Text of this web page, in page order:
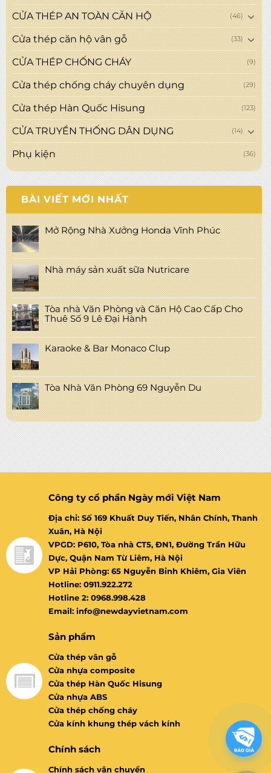
CỬA THÉP AN TOÀN CĂN HỘ (46)
Cửa thép căn hộ vân gỗ (33)
CỬA THÉP CHỐNG CHÁY (9)
Cửa thép chống cháy chuyên dụng (29)
Cửa thép Hàn Quốc Hisung (123)
CỬA TRUYỀN THỐNG DÂN DỤNG (14)
Phụ kiện (36)
BÀI VIẾT MỚI NHẤT
Mở Rộng Nhà Xưởng Honda Vĩnh Phúc
Nhà máy sản xuất sữa Nutricare
Tòa nhà Văn Phòng và Căn Hộ Cao Cấp Cho
Thuê Số 9 Lê Đại Hành
Karaoke & Bar Monaco Clup
Tòa Nhà Văn Phòng 69 Nguyễn Du
Công ty cổ phần Ngày mới Việt Nam
Địa chỉ: Số 169 Khuất Duy Tiến, Nhân Chính, Thanh
Xuân, Hà Nội
VPGD: P610, Tòa nhà CT5, ĐN1, Đường Trần Hữu
Dực, Quận Nam Từ Liêm, Hà Nội
VP Hải Phòng: 65 Nguyễn Bỉnh Khiêm, Gia Viên
Hotline: 0911.922.272
Hotline 2: 0968.998.428
Email: info@newdayvietnam.com
Sản phẩm
Cửa thép vân gỗ
Cửa nhựa composite
Cửa thép Hàn Quốc Hisung
Cửa nhựa ABS
Cửa thép chống cháy
Cửa kính khung thép vách kính
Chính sách
Chính sách vận chuyển